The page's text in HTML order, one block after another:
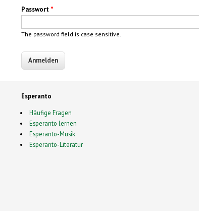
Passwort *
The password field is case sensitive.
Esperanto
Häufige Fragen
Esperanto lernen
Esperanto-Musik
Esperanto-Literatur